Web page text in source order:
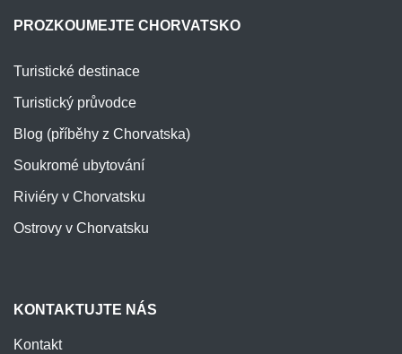
PROZKOUMEJTE CHORVATSKO
Turistické destinace
Turistický průvodce
Blog (příběhy z Chorvatska)
Soukromé ubytování
Riviéry v Chorvatsku
Ostrovy v Chorvatsku
KONTAKTUJTE NÁS
Kontakt